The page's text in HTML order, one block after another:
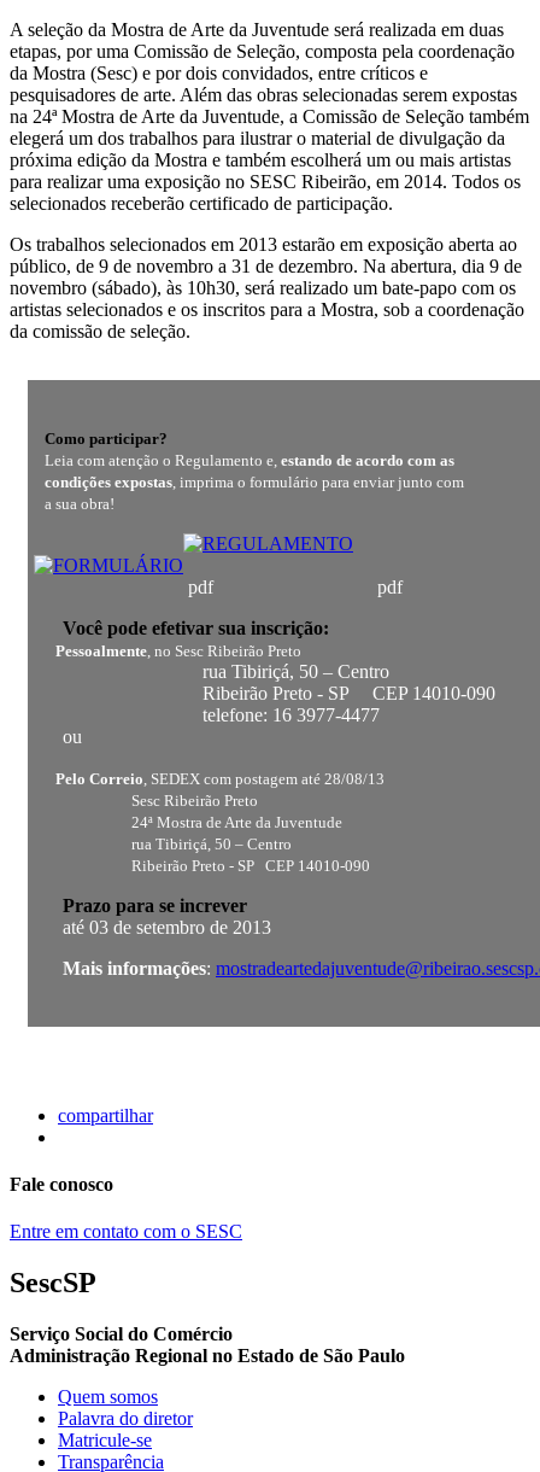
A seleção da Mostra de Arte da Juventude será realizada em duas
etapas, por uma Comissão de Seleção, composta pela coordenação
da Mostra (Sesc) e por dois convidados, entre críticos e
pesquisadores de arte. Além das obras selecionadas serem expostas
na 24ª Mostra de Arte da Juventude, a Comissão de Seleção também
elegerá um dos trabalhos para ilustrar o material de divulgação da
próxima edição da Mostra e também escolherá um ou mais artistas
para realizar uma exposição no SESC Ribeirão, em 2014. Todos os
selecionados receberão certificado de participação.
Os trabalhos selecionados em 2013 estarão em exposição aberta ao
público, de 9 de novembro a 31 de dezembro. Na abertura, dia 9 de
novembro (sábado), às 10h30, será realizado um bate-papo com os
artistas selecionados e os inscritos para a Mostra, sob a coordenação
da comissão de seleção.
Como participar?
Leia com atenção o Regulamento e, estando de acordo com as
condições expostas , imprima o formulário para enviar junto com
a sua obra!
pdf pdf
Você pode efetivar sua inscrição:
Pessoalmente , no Sesc Ribeirão Preto
rua Tibiriçá, 50 – Centro
Ribeirão Preto - SP CEP 14010-090
telefone: 16 3977-4477
ou
Pelo Correio , SEDEX com postagem até 28/08/13
Sesc Ribeirão Preto
24ª Mostra de Arte da Juventude
rua Tibiriçá, 50 – Centro
Ribeirão Preto - SP CEP 14010-090
Prazo para se increver
até 03 de setembro de 2013
Mais informações:
compartilhar
Fale conosco
Entre em contato com o SESC
SescSP
Serviço Social do Comércio
Administração Regional no Estado de São Paulo
Quem somos
Palavra do diretor
Matricule-se
Transparência